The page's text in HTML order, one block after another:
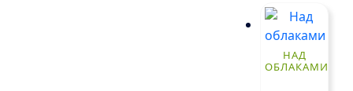
несколько
НАД
ОБЛАКАМИ